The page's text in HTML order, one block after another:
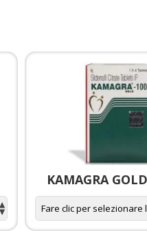
KAMAGRA